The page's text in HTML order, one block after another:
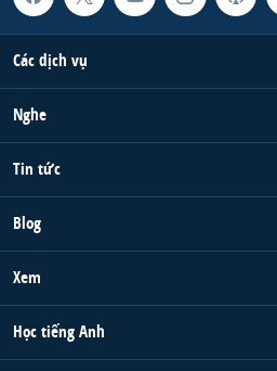
Các dịch vụ
Nghe
Tin tức
Blog
Xem
Học tiếng Anh